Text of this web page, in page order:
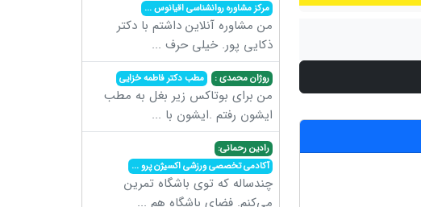
مرکز مشاوره روانشناسی اقیانوس...
من مشاوره آنلاین داشتم با دکتر
ذکایی پور. خیلی حرف ...
روژان محمدی : مطب دکتر فاطمه خزایی
من برای بوتاکس زیر بغل به مطب
ایشون رفتم .ایشون با ...
رادین رحمانی:
آکادمی تخصصی ورزشی اکسیژن پرو...
چندساله که توی باشگاه تمرین
می‌کنم. فضای باشگاه هم ...